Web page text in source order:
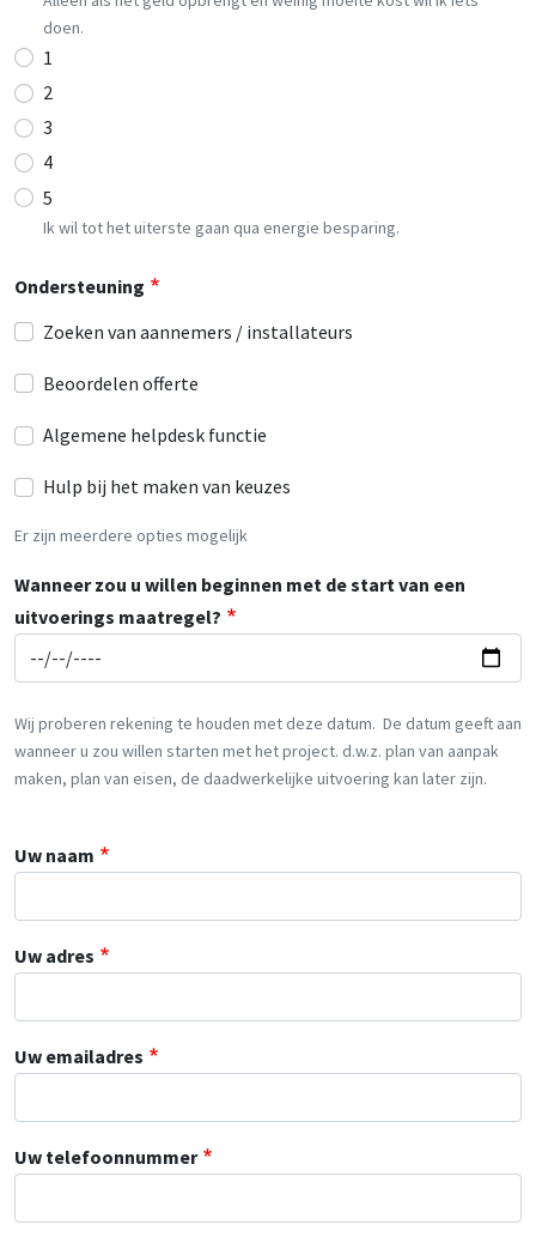
1
doen.
2
3
4
5
Ik wil tot het uiterste gaan qua energie besparing.
Ondersteuning
Zoeken van aannemers / installateurs
Beoordelen offerte
Algemene helpdesk functie
Hulp bij het maken van keuzes
Er zijn meerdere opties mogelijk
Wanneer zou u willen beginnen met de start van een
uitvoerings maatregel?
Wij proberen rekening te houden met deze datum. De datum geeft aan
wanneer u zou willen starten met het project. d.w.z. plan van aanpak
maken, plan van eisen, de daadwerkelijke uitvoering kan later zijn.
Uw naam
Uw adres
Uw emailadres
Uw telefoonnummer